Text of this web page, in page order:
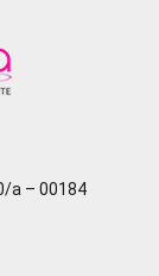
a – 00184